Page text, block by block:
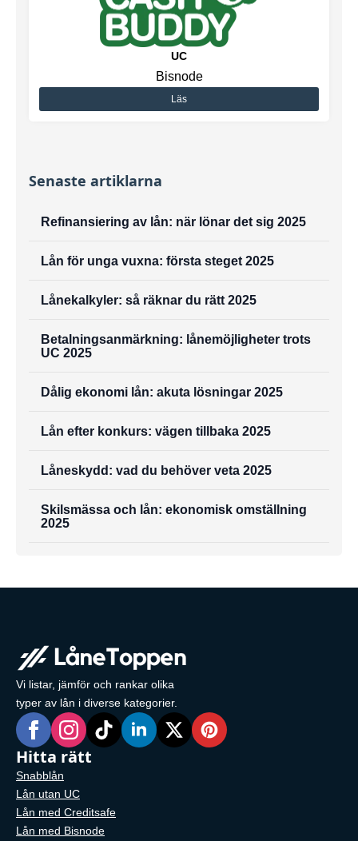
UC
Bisnode
Läs
Senaste artiklarna
Refinansiering av lån: när lönar det sig 2025
Lån för unga vuxna: första steget 2025
Lånekalkyler: så räknar du rätt 2025
Betalningsanmärkning: lånemöjligheter trots
UC 2025
Dålig ekonomi lån: akuta lösningar 2025
Lån efter konkurs: vägen tillbaka 2025
Låneskydd: vad du behöver veta 2025
Skilsmässa och lån: ekonomisk omställning
2025
Vi listar, jämför och rankar olika
typer av lån i diverse kategorier.
Hitta rätt
Snabblån
Lån utan UC
Lån med Creditsafe
Lån med Bisnode